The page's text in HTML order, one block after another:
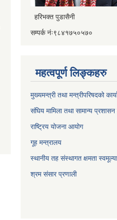
हरिभक्त पुडासैनी
सम्पर्क नंः९८४१७५०५७०
महत्वपूर्ण लिङ्कहरु
मुख्यमन्त्री तथा मन्त्रीपरिषदको
संघिय मामिला तथा सामान्य
राष्ट्रिय योजना आयोग
गूह मन्त्रालय
स्थानीय तह संस्थागत क्षमता
श्रम संसार प्रणाली